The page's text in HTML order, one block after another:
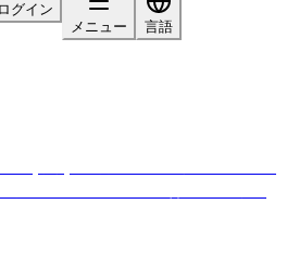
ログイン
メニュー
言語